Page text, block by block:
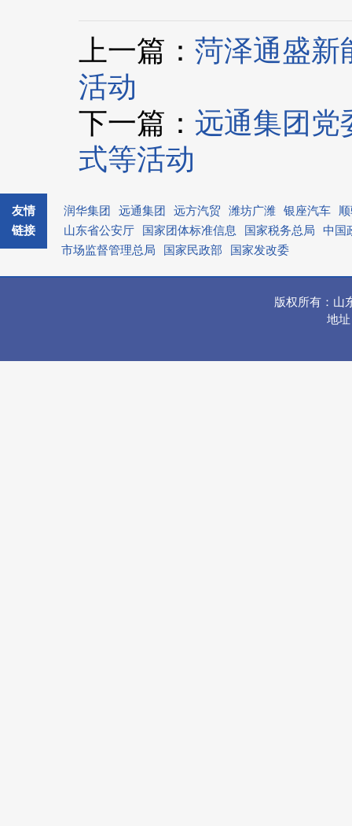
上一篇： 菏泽通盛新
活动
下一篇： 远通集团党
式等活动
友情
链接
润华集团 远通集团 远方汽贸 潍坊广潍 银座汽车
山东省公安厅
国家团体标准信息 国家税务总局
中国
市场监督管理总局
国家民政部 国家发改委
版权所有：山
地址